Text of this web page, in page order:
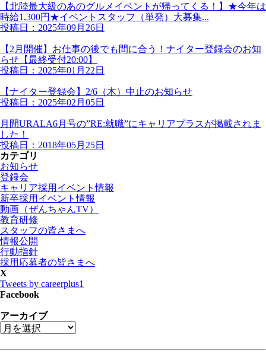
【北陸最大級のあのグルメイベントが帰ってくる！】★今年は
時給1,300円★イベントスタッフ（単発）大募集...
投稿日：2025年09月26日
【2月開催】お仕事の後でも間に合う！ナイター登録会のお知
らせ【最終受付20:00】
投稿日：2025年01月22日
【ナイター登録会】2/6（木）中止のお知らせ
投稿日：2025年02月05日
月間URALA6月号の”RE:就職”にキャリアプラスが掲載されま
した！
投稿日：2018年05月25日
カテゴリ
お知らせ
登録会
キャリア採用イベント情報
新卒採用イベント情報
動画（ぜんちゃんTV）
教育研修
スタッフの皆さまへ
情報公開
行動指針
採用応募者の皆さまへ
X
Tweets by careerplus1
Facebook
アーカイブ